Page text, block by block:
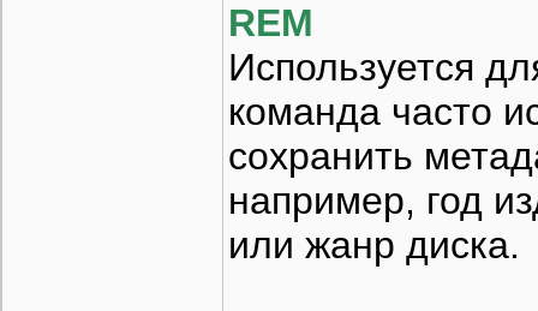
REM
Используется
команда часто
сохранить
например, год
или жанр диска.